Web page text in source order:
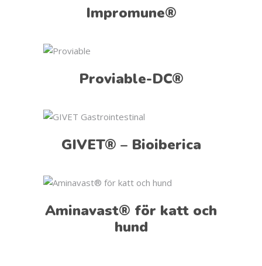
Impromune®
Proviable-DC®
GIVET® – Bioiberica
Aminavast® för katt och
hund